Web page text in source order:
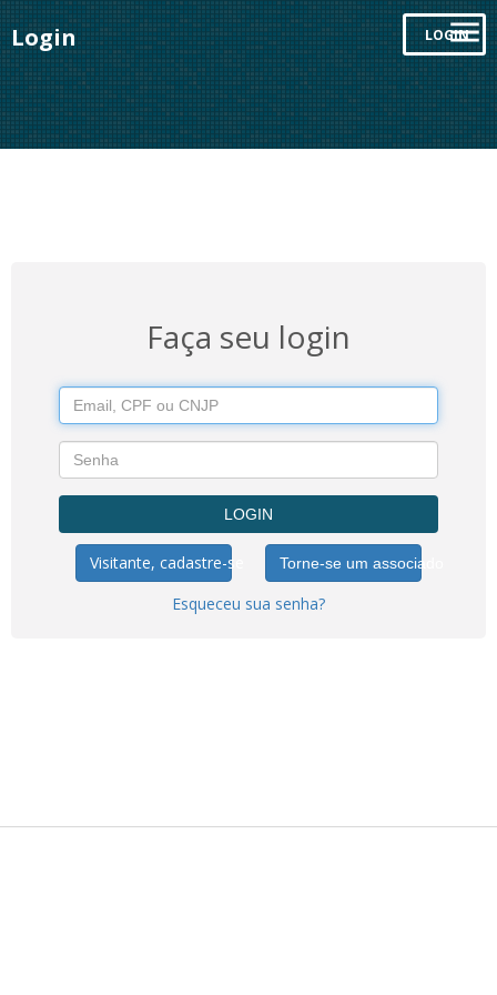
Login LOGIN
Faça seu login
Visitante, cadastre-se Torne-se um associado
Esqueceu sua senha?